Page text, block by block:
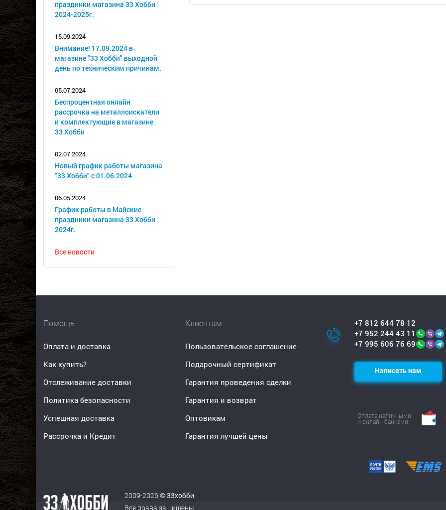
праздники магазина 33 Хобби
2024-2025г.
15.09.2024
Внимание! 17.09.2024 в
магазине "33 Хобби" выходной
день по техническим причинам.
05.07.2024
Беспроцентная онлайн
рассрочка на металлоискатели
и комплектующие в магазине
33 Хобби
02.07.2024
Новый график работы магазина
"33 Хобби" с 01.06.2024
06.05.2024
График работы в Майские
праздники магазина 33 Хобби
2024г.
Все новости
Помощь
Оплата и доставка
Как купить?
Отслеживание доставки
Политика безопасности
Успешная доставка
Рассрочка и Кредит
Клиентам
Пользовательское соглашение
Подарочный сертификат
Гарантия проведения сделки
Гарантия и возврат
Оптовикам
Гарантия лучшей цены
+7 812 644 78 12
+7 952 244 43 11
+7 995 606 76 69
Написать нам
Оплата наличными
и онлайн банками:
2009-2026 ©33хобби
Все права защищены